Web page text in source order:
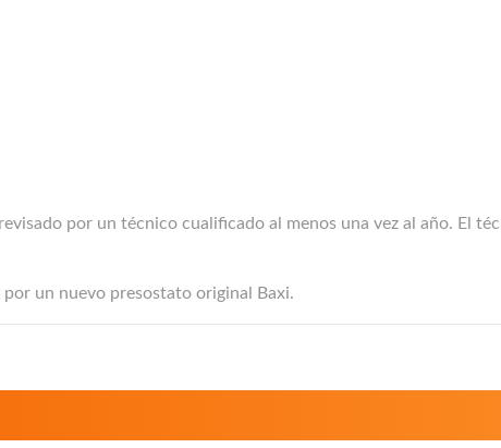
por un técnico cualificado al menos una vez al año. El
un nuevo presostato original Baxi.